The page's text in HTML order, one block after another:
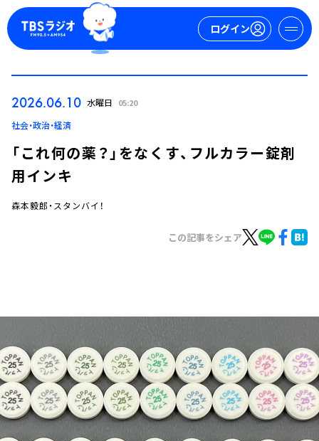
ログイン
お知らせ
イベント・グッズ
YouTube
会社情報
2026.06.10 水曜日 05:20
社会・政治・経済
「これ何の薬？」をなくす、フルカラー錠剤
用インキ
森本毅郎・スタンバイ！
この記事をシェア